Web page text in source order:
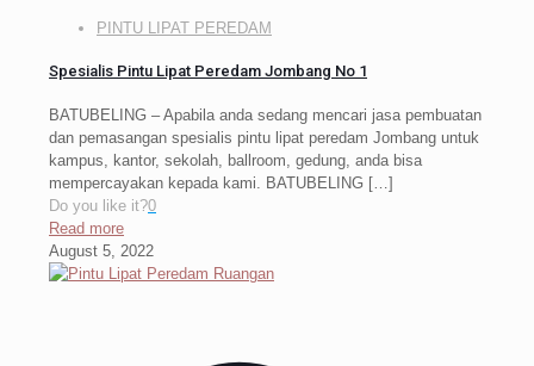
PINTU LIPAT PEREDAM
Spesialis Pintu Lipat Peredam Jombang No 1
BATUBELING – Apabila anda sedang mencari jasa pembuatan
dan pemasangan spesialis pintu lipat peredam Jombang untuk
kampus, kantor, sekolah, ballroom, gedung, anda bisa
mempercayakan kepada kami. BATUBELING […]
Do you like it?0
Read more
August 5, 2022